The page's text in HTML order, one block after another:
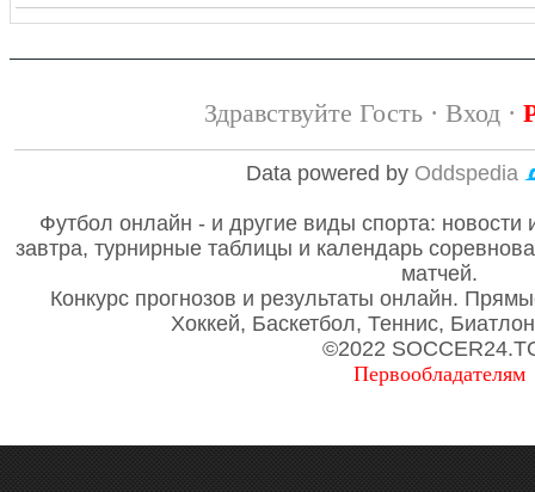
Здравствуйте Гость · Вход·
Data powered by Oddspedia
Футбол онлайн - и другие виды спорта: новости
завтра, турнирные таблицы и календарь
матчей.
Конкурс прогнозов и результаты онлайн.
Хоккей, Баскетбол, Теннис,
©2022
Первообладателям